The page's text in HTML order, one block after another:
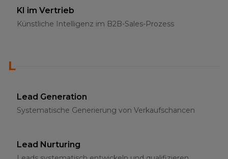
KI im Vertrieb
Künstliche Intelligenz im B2B-Sales-Prozess
L
Lead Generation
Systematische Generierung von Verkaufschancen
Lead Nurturing